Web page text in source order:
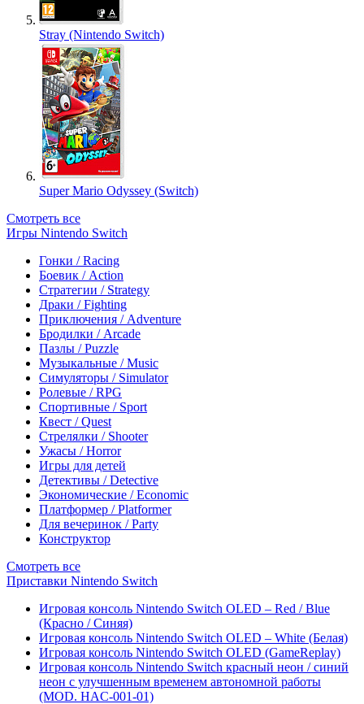
Stray (Nintendo Switch)
Super Mario Odyssey (Switch)
Смотреть все
Игры Nintendo Switch
Гонки / Racing
Боевик / Action
Стратегии / Strategy
Драки / Fighting
Приключения / Adventure
Бродилки / Arcade
Пазлы / Puzzle
Музыкальные / Music
Симуляторы / Simulator
Ролевые / RPG
Спортивные / Sport
Квест / Quest
Стрелялки / Shooter
Ужасы / Horror
Игры для детей
Детективы / Detective
Экономические / Economic
Платформер / Platformer
Для вечеринок / Party
Конструктор
Смотреть все
Приставки Nintendo Switch
Игровая консоль Nintendo Switch OLED – Red / Blue
(Красно / Синяя)
Игровая консоль Nintendo Switch OLED – White (Белая)
Игровая консоль Nintendo Switch OLED (GameReplay)
Игровая консоль Nintendo Switch красный неон / синий
неон с улучшенным временем автономной работы
(MOD. HAC-001-01)